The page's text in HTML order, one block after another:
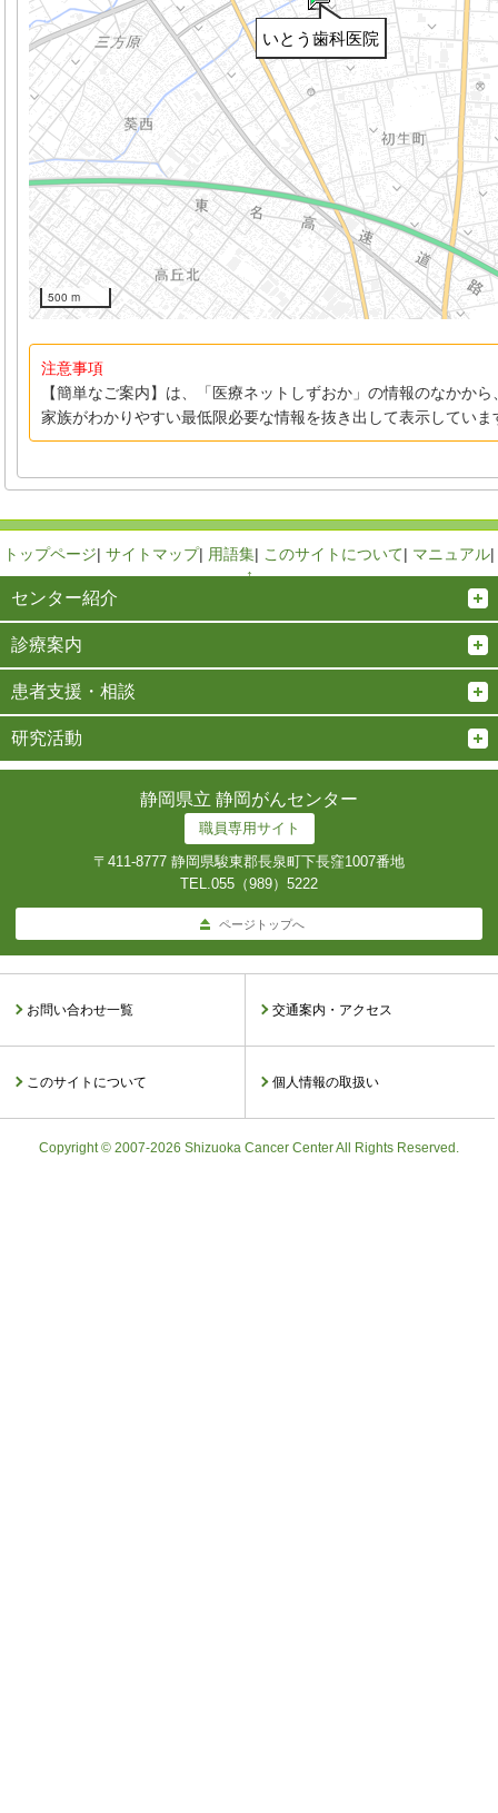
いとう歯科医院
500 m
注意事項
【簡単なご案内】は、「医療ネットしずおか」の情報のなかか
家族がわかりやすい最低限必要な情報を抜き出して表示していま
トップページ| サイトマップ| 用語集| このサイトについて| マニュアル|
↑
センター紹介
診療案内
患者支援・相談
研究活動
静岡県立 静岡がんセンター
職員専用サイト
〒411-8777 静岡県駿東郡長泉町下長窪1007番地
TEL.055（989）5222
ページトップへ
お問い合わせ一覧 交通案内・アクセス
このサイトについて 個人情報の取扱い
Copyright © 2007-2026 Shizuoka Cancer Center All Rights Reserved.